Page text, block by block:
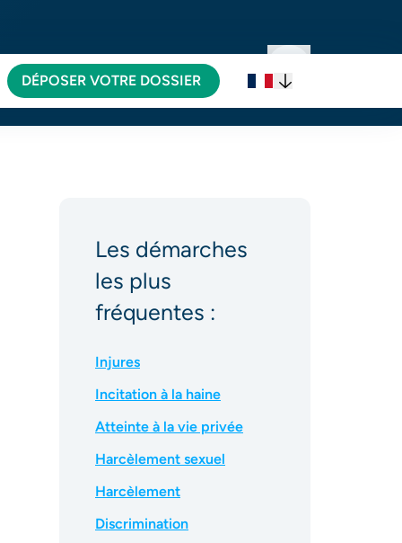
VOTRE DÉMARCHE
DÉPOSER VOTRE DOSSIER
Les démarches
les plus
fréquentes :
Injures
Incitation à la haine
Atteinte à la vie privée
Harcèlement sexuel
Harcèlement
Discrimination